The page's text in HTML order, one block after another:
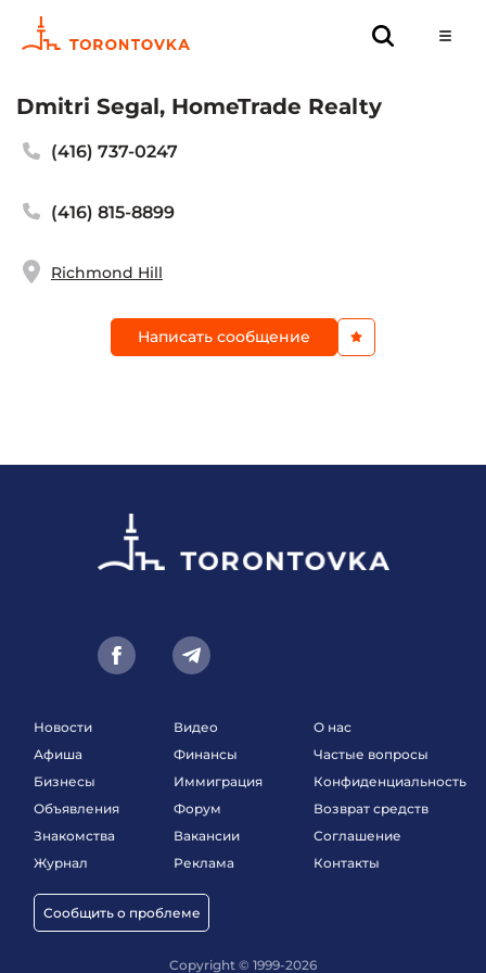
Dmitri Segal, HomeTrade Realty
(416) 737-0247
(416) 815-8899
Richmond Hill
Написать сообщение
Новости
Афиша
Бизнесы
Объявления
Знакомства
Журнал
Сообщить о проблеме
Видео
Финансы
Иммиграция
Форум
Вакансии
Реклама
О нас
Частые вопросы
Конфиденциальность
Возврат средств
Соглашение
Контакты
Copyright © 1999-2026